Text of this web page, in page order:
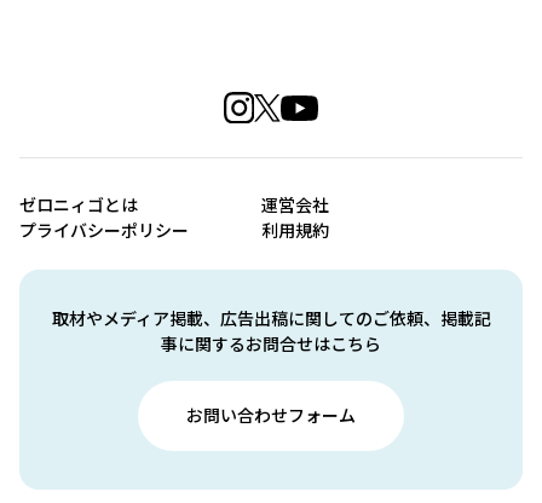
取材やメディア掲載、広告出稿に関してのご依頼、掲載記
事に関するお問合せはこちら
お問い合わせフォーム
ゼロニィゴとは
運営会社
プライバシーポリシー
利用規約